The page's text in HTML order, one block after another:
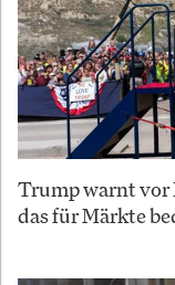
Trump warnt vor
das für Märkte